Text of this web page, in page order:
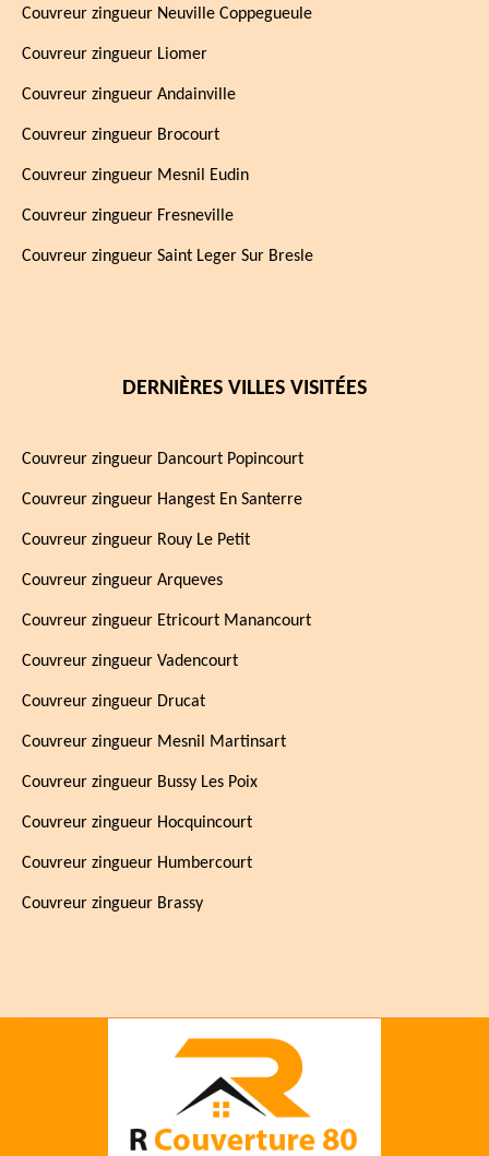
Couvreur zingueur Neuville Coppegueule
Couvreur zingueur Liomer
Couvreur zingueur Andainville
Couvreur zingueur Brocourt
Couvreur zingueur Mesnil Eudin
Couvreur zingueur Fresneville
Couvreur zingueur Saint Leger Sur Bresle
DERNIÈRES VILLES VISITÉES
Couvreur zingueur Dancourt Popincourt
Couvreur zingueur Hangest En Santerre
Couvreur zingueur Rouy Le Petit
Couvreur zingueur Arqueves
Couvreur zingueur Etricourt Manancourt
Couvreur zingueur Vadencourt
Couvreur zingueur Drucat
Couvreur zingueur Mesnil Martinsart
Couvreur zingueur Bussy Les Poix
Couvreur zingueur Hocquincourt
Couvreur zingueur Humbercourt
Couvreur zingueur Brassy